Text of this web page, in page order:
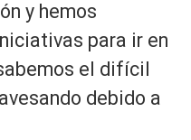
y hemos
para ir en
el difícil
debido a